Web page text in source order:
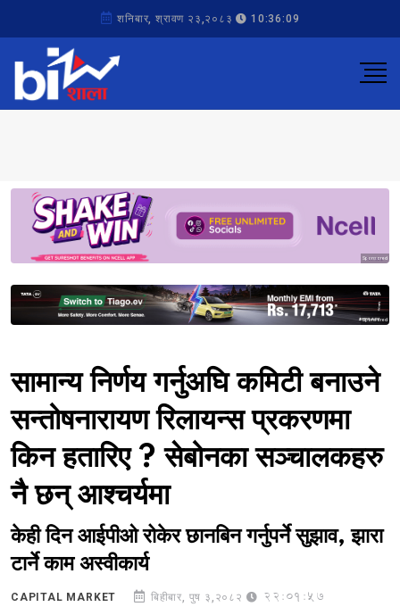
शनिबार, श्रावण २३,२०८३ 10:36:09
Sponsored
Sponsored
सामान्य निर्णय गर्नुअघि कमिटी बनाउने
सन्तोषनारायण रिलायन्स प्रकरणमा
किन हतारिए ? सेबोनका सञ्चालकहरु
नै छन् आश्चर्यमा
केही दिन आईपीओ रोकेर छानबिन गर्नुपर्ने सुझाव, झारा
टार्ने काम अस्वीकार्य
CAPITAL MARKET बिहीबार, पुष ३,२०८२ 22:01:57